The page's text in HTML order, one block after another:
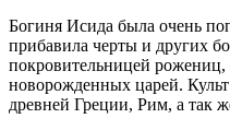
Богиня Исида была очень
прибавила черты и других
покровительницей рожениц,
новорожденных царей.
древней Греции, Рим, а так